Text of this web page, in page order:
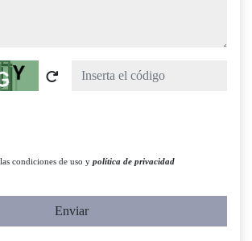
condiciones de uso y política de privacidad
Enviar